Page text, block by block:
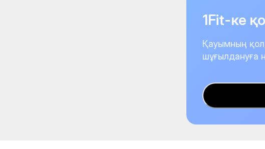
1Fit-ке
Қауымның
шұғылдануға